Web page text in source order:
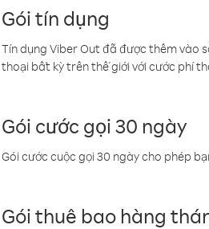
Gói tín dụng
Tín dụng Viber Out đã được thêm vào
thoại bất kỳ trên thế giới với cước phí
Gói cước gọi 30 ngày
Gói cước cuộc gọi 30 ngày cho phép
Gói thuê bao hàng